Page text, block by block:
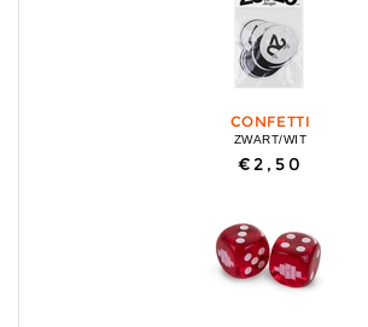
CONFETTI
ZWART/WIT
€2,50